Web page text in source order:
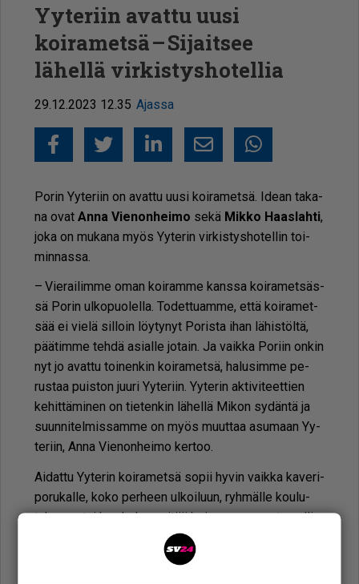
Yyteriin avattu uusi
koirametsä – Sijaitsee
lähellä virkistyshotellia
29.12.2023 12.35 Ajassa
FacebookTwitter
LinkedIn
SähköpostiWhatsapp
Po­rin Yy­te­riin on avat­tu uu­si koi­ra­met­sä. Ide­an ta­ka­
na ovat An­na Vie­non­hei­mo sekä Mik­ko Haas­lah­ti,
joka on mu­ka­na myös Yy­te­rin vir­kis­tys­ho­tel­lin toi­
min­nas­sa.
– Vie­rai­lim­me oman koi­ram­me kans­sa koi­ra­met­säs­
sä Po­rin ul­ko­puo­lel­la. To­det­tu­am­me, et­tä koi­ra­met­
sää ei vie­lä sil­loin löy­ty­nyt Po­ris­ta ihan lä­his­töl­tä,
pää­tim­me teh­dä asi­al­le jo­tain. Ja vaik­ka Po­riin on­kin
nyt jo avat­tu toi­nen­kin koi­ra­met­sä, ha­lu­sim­me pe­
rus­taa puis­ton juu­ri Yy­te­riin. Yy­te­rin ak­ti­vi­teet­tien
ke­hit­tä­mi­nen on tie­ten­kin lä­hel­lä Mi­kon sy­dän­tä ja
suun­ni­tel­mis­sam­me on myös muut­taa asu­maan Yy­
te­riin, An­na Vie­non­hei­mo ker­too.
Ai­dat­tu Yy­te­rin koi­ra­met­sä so­pii hy­vin vaik­ka ka­ve­ri­
po­ru­kal­le, koko per­heen ul­koi­luun, ryh­mäl­le kou­lu­
tuk­seen tai kun ha­lu­aa pi­tää koi­raa va­paa­na tur­val­li­
– Puis­toon on 20 mi­nuu­tin ajo­mat­ka kes­kus­tas­ta ja